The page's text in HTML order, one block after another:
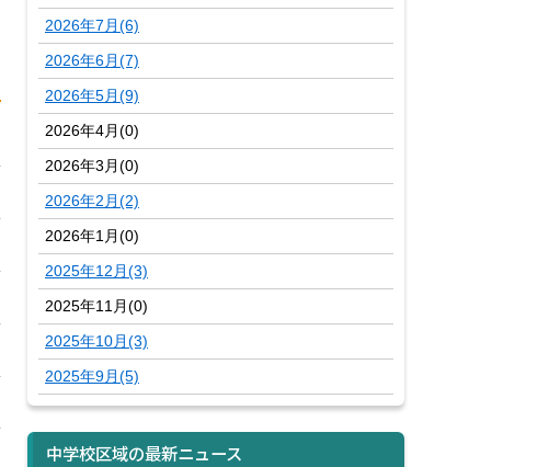
2026年7月(6)
2026年6月(7)
2026年5月(9)
2026年4月(0)
2026年3月(0)
2026年2月(2)
2026年1月(0)
2025年12月(3)
2025年11月(0)
2025年10月(3)
2025年9月(5)
中学校区域の最新ニュース